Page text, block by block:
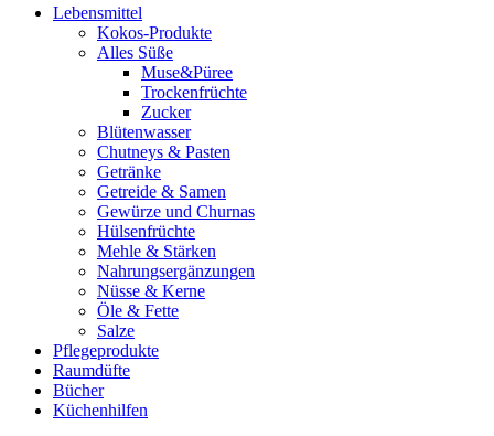
Lebensmittel
Kokos-Produkte
Alles Süße
Muse&Püree
Trockenfrüchte
Zucker
Blütenwasser
Chutneys & Pasten
Getränke
Getreide & Samen
Gewürze und Churnas
Hülsenfrüchte
Mehle & Stärken
Nahrungsergänzungen
Nüsse & Kerne
Öle & Fette
Salze
Pflegeprodukte
Raumdüfte
Bücher
Küchenhilfen